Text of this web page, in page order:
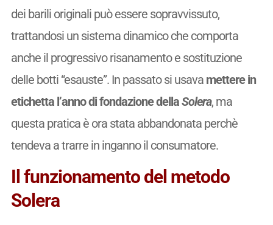
dei barili originali può essere sopravvissuto,
trattandosi un sistema dinamico che comporta
anche il progressivo risanamento e sostituzione
delle botti “esauste”. In passato si usava mettere in
etichetta l’anno di fondazione dellaSolera, ma
questa pratica è ora stata abbandonata perchè
tendeva a trarre in inganno il consumatore.
Il funzionamento del metodo
Solera